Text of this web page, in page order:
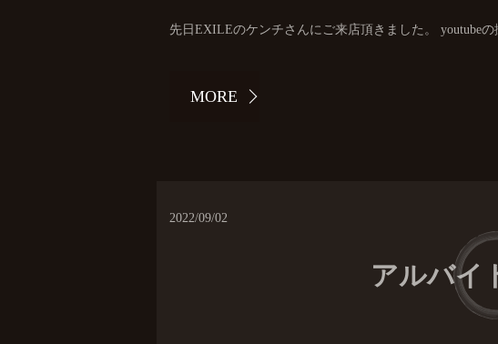
先日EXILEのケンチさんにご来店頂きました。 youtube
MORE
2022/09/02
アルバイ